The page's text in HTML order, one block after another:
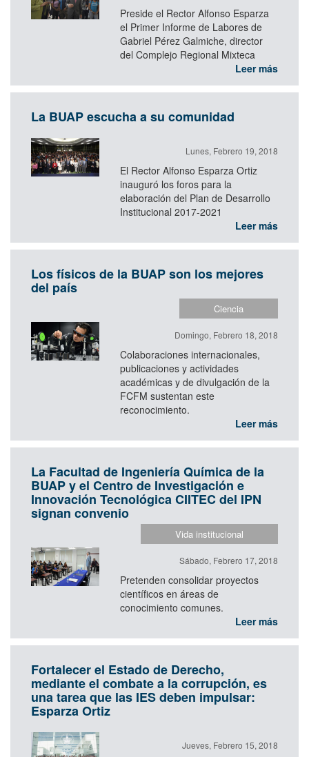
Preside el Rector Alfonso Esparza
el Primer Informe de Labores de
Gabriel Pérez Galmiche, director
del Complejo Regional Mixteca
Leer más
La BUAP escucha a su comunidad
Lunes, Febrero 19, 2018
El Rector Alfonso Esparza Ortiz
inauguró los foros para la
elaboración del Plan de Desarrollo
Institucional 2017-2021
Leer más
Los físicos de la BUAP son los mejores
del país
Ciencia
Domingo, Febrero 18, 2018
Colaboraciones internacionales,
publicaciones y actividades
académicas y de divulgación de la
FCFM sustentan este
reconocimiento.
Leer más
La Facultad de Ingeniería Química de la
BUAP y el Centro de Investigación e
Innovación Tecnológica CIITEC del IPN
signan convenio
Vida institucional
Sábado, Febrero 17, 2018
Pretenden consolidar proyectos
científicos en áreas de
conocimiento comunes.
Leer más
Fortalecer el Estado de Derecho,
mediante el combate a la corrupción, es
una tarea que las IES deben impulsar:
Esparza Ortiz
Jueves, Febrero 15, 2018